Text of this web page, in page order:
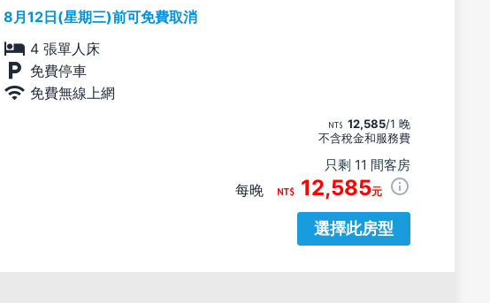
8月12日(星期三)前可免費取消
4 張單人床
免費停車
免費無線上網
12,585/1 晚
不含稅金和服務費
只剩 11 間客房
每晚 12,585元
選擇此房型